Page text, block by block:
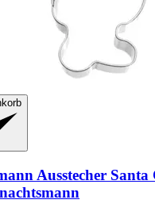
Ausstecher Santa